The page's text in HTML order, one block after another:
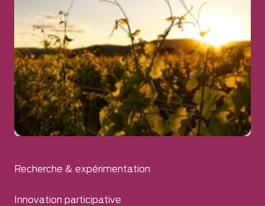
Recherche & expérimentation
Innovation participative